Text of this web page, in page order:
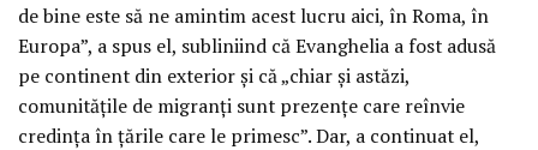
de bine este să ne amintim acest lucru aici, în Roma, în
Europa”, a spus el, subliniind că Evanghelia a fost adusă
pe continent din exterior și că „chiar și astăzi,
comunitățile de migranți sunt prezențe care reînvie
credința în țările care le primesc”. Dar, a continuat el,